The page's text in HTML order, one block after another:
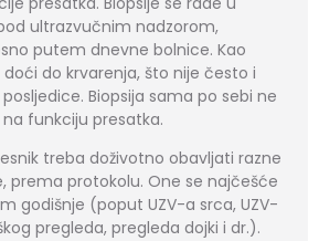
ultrazvučnim nadzorom,
putem dnevne bolnice. Kao
do krvarenja, što nije često i
Biopsija sama po sebi ne
funkciju presatka.
treba doživotno obavljati razne
prema protokolu. One se najčešće
godišnje (poput UZV-a srca, UZV-
pregleda, pregleda dojki i dr.).